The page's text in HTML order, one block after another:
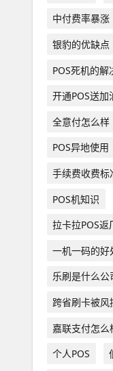
中付费率暴涨
银豹的优缺点
POS死机的解
开通POS送加
全意付怎么样
POS异地使用
手续费收费标
POS机知识
拉卡拉POS返
一机一码的好
乐刷是什么公
跨省刷卡被风
嘉联支付怎么
个人POS